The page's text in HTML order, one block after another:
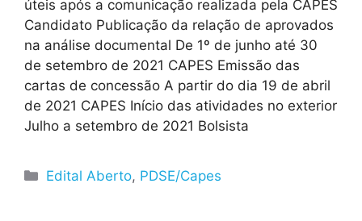
úteis após a comunicação realizada pela CAPES
Candidato Publicação da relação de aprovados
na análise documental De 1º de junho até 30
de setembro de 2021 CAPES Emissão das
cartas de concessão A partir do dia 19 de abril
de 2021 CAPES Início das atividades no exterior
Julho a setembro de 2021 Bolsista
Edital Aberto, PDSE/Capes